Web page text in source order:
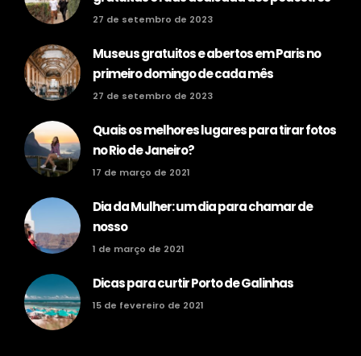
27 de setembro de 2023
Museus gratuitos e abertos em Paris no
primeiro domingo de cada mês
27 de setembro de 2023
Quais os melhores lugares para tirar fotos
no Rio de Janeiro?
17 de março de 2021
Dia da Mulher: um dia para chamar de
nosso
1 de março de 2021
Dicas para curtir Porto de Galinhas
15 de fevereiro de 2021